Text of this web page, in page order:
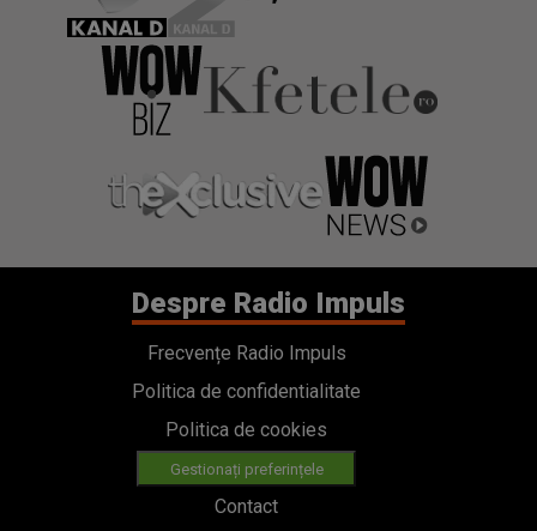
Despre Radio Impuls
Frecvențe Radio Impuls
Politica de confidentialitate
Politica de cookies
Gestionați preferințele
Contact